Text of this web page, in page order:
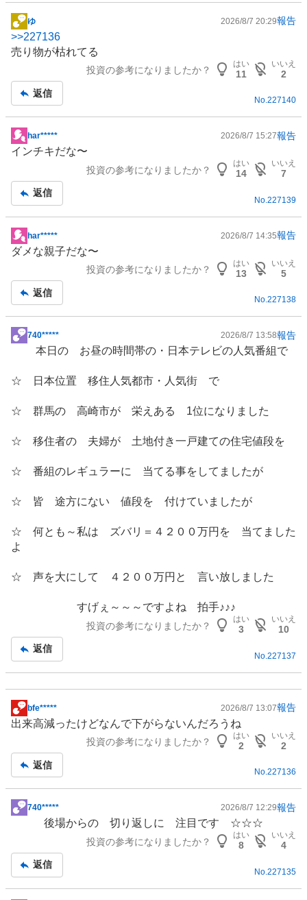
掲
示
板
ゆ 2026/8/7 20:29報告
>>227136
売り物が枯れてる
投資の参考になりましたか？
はい
11
いいえ
2
返信
No.227140
掲
示
事
har***** 2026/8/7 15:27報告
インチキだな〜
投資の参考になりましたか？
はい
14
いいえ
7
返信
No. 227139
掲
示
事
har***** 2026/8/7 14:35報告
ダメな親子だな〜
投資の参考になりましたか？
はい
13
いいえ
5
返信
No.227138
掲
記
740***** 2026/8/7 13:58報告
本日の お昼の時間帯の・日本テレビの人気番組で
☆ 日本位置 移住人気都市・人気街 で
☆ 群馬の 高崎市が 栄えある 1位になりました
☆ 移住者の 夫婦が 土地付き一戸建ての住宅値段を
☆ 番組のレギュラーに 当てる事をしてましたが
☆ 皆 途方にない 値段を 付けていましたが
☆ 何とも～私は ズバリ＝４２００万円を 当てました
よ
☆ 声を大にして ４２００万円と 言い放しました
すげぇ～～～ですよね 拍手♪♪♪
投資の参考になりましたか？
はい
3
いいえ
10
返信
No. 227137
掲
示
事
bfe***** 2026/8/7 13:07報告
出来高減ったけどなんで下がらないんだろうね
投資の参考になりましたか？
はい
2
いいえ
2
返信
No.227136
掲
事
740***** 2026/8/7 12:29報告
後場からの 切り返しに 注目です ☆☆☆
投資の参考になりましたか？
はい
8
いいえ
4
返信
No. 227135